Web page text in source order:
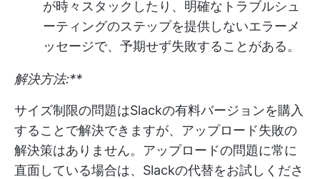
が時々スタックしたり、明確なトラブルシュ
ーティングのステップを提供しないエラーメ
ッセージで、予期せず失敗することがある。
解決方法:**
サイズ制限の問題はSlackの有料バージョンを購入
することで解決できますが、アップロード失敗の
解決策はありません。アップロードの問題に常に
直面している場合は、Slackの代替をお試しくださ